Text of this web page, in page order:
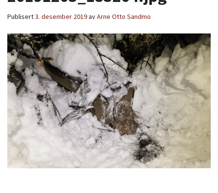
Publisert3. desember 2019avArne Otto Sandmo